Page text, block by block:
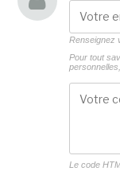
Renseignez
Pour tout
Le code